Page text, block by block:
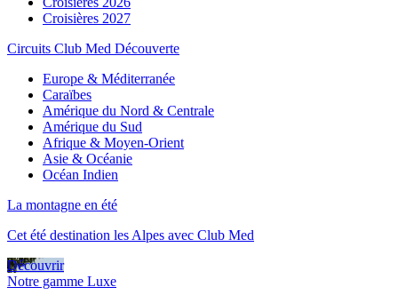
Croisières 2027
Circuits Club Med Découverte
Europe & Méditerranée
Caraïbes
Amérique du Nord & Centrale
Amérique du Sud
Afrique & Moyen-Orient
Asie & Océanie
Océan Indien
La montagne en été
Cet été destination les Alpes avec Club Med
Découvrir
Notre gamme Luxe